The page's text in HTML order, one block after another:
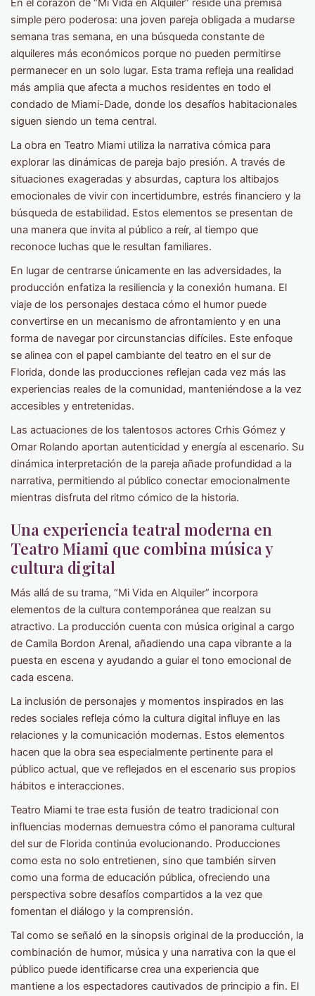
En el corazón de “Mi Vida en Alquiler” reside una premisa
simple pero poderosa: una joven pareja obligada a mudarse
semana tras semana, en una búsqueda constante de
alquileres más económicos porque no pueden permitirse
permanecer en un solo lugar. Esta trama refleja una realidad
más amplia que afecta a muchos residentes en todo el
condado de Miami-Dade, donde los desafíos habitacionales
siguen siendo un tema central.
La obra en Teatro Miami utiliza la narrativa cómica para
explorar las dinámicas de pareja bajo presión. A través de
situaciones exageradas y absurdas, captura los altibajos
emocionales de vivir con incertidumbre, estrés financiero y la
búsqueda de estabilidad. Estos elementos se presentan de
una manera que invita al público a reír, al tiempo que
reconoce luchas que le resultan familiares.
En lugar de centrarse únicamente en las adversidades, la
producción enfatiza la resiliencia y la conexión humana. El
viaje de los personajes destaca cómo el humor puede
convertirse en un mecanismo de afrontamiento y en una
forma de navegar por circunstancias difíciles. Este enfoque
se alinea con el papel cambiante del teatro en el sur de
Florida, donde las producciones reflejan cada vez más las
experiencias reales de la comunidad, manteniéndose a la vez
accesibles y entretenidas.
Las actuaciones de los talentosos actores Crhis Gómez y
Omar Rolando aportan autenticidad y energía al escenario. Su
dinámica interpretación de la pareja añade profundidad a la
narrativa, permitiendo al público conectar emocionalmente
mientras disfruta del ritmo cómico de la historia.
Una experiencia teatral moderna en
Teatro Miami que combina música y
cultura digital
Más allá de su trama, “Mi Vida en Alquiler” incorpora
elementos de la cultura contemporánea que realzan su
atractivo. La producción cuenta con música original a cargo
de Camila Bordon Arenal, añadiendo una capa vibrante a la
puesta en escena y ayudando a guiar el tono emocional de
cada escena.
La inclusión de personajes y momentos inspirados en las
redes sociales refleja cómo la cultura digital influye en las
relaciones y la comunicación modernas. Estos elementos
hacen que la obra sea especialmente pertinente para el
público actual, que ve reflejados en el escenario sus propios
hábitos e interacciones.
Teatro Miami te trae esta fusión de teatro tradicional con
influencias modernas demuestra cómo el panorama cultural
del sur de Florida continúa evolucionando. Producciones
como esta no solo entretienen, sino que también sirven
como una forma de educación pública, ofreciendo una
perspectiva sobre desafíos compartidos a la vez que
fomentan el diálogo y la comprensión.
Tal como se señaló en la sinopsis original de la producción, la
combinación de humor, música y una narrativa con la que el
público puede identificarse crea una experiencia que
mantiene a los espectadores cautivados de principio a fin. El